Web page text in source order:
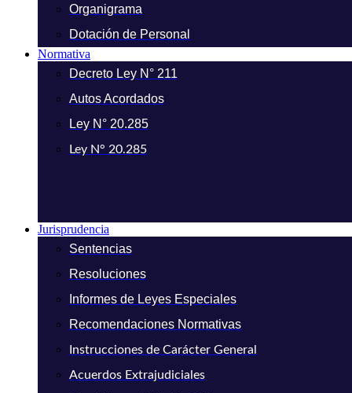
Organigrama
Dotación de Personal
Normativa
Decreto Ley N° 211
Autos Acordados
Ley N° 20.285
Ley N° 20.285
Jurisprudencia
Sentencias
Resoluciones
Informes de Leyes Especiales
Recomendaciones Normativas
Instrucciones de Carácter General
Acuerdos Extrajudiciales